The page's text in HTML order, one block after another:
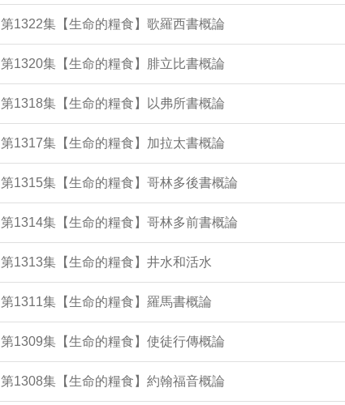
第1322集【生命的糧食】歌羅西書概論
第1320集【生命的糧食】腓立比書概論
第1318集【生命的糧食】以弗所書概論
第1317集【生命的糧食】加拉太書概論
第1315集【生命的糧食】哥林多後書概論
第1314集【生命的糧食】哥林多前書概論
第1313集【生命的糧食】井水和活水
第1311集【生命的糧食】羅馬書概論
第1309集【生命的糧食】使徒行傳概論
第1308集【生命的糧食】約翰福音概論